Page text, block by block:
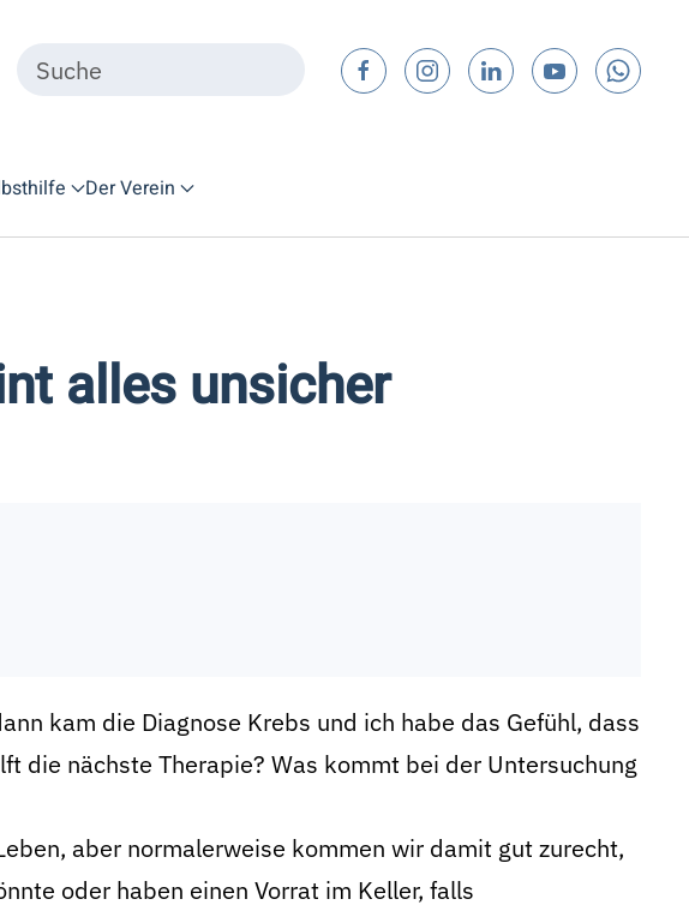
Der Verein
alles unsicher
kam die Diagnose Krebs und ich habe das Gefühl, dass
die nächste Therapie? Was kommt bei der Untersuchung
aber normalerweise kommen wir damit gut zurecht,
oder haben einen Vorrat im Keller, falls